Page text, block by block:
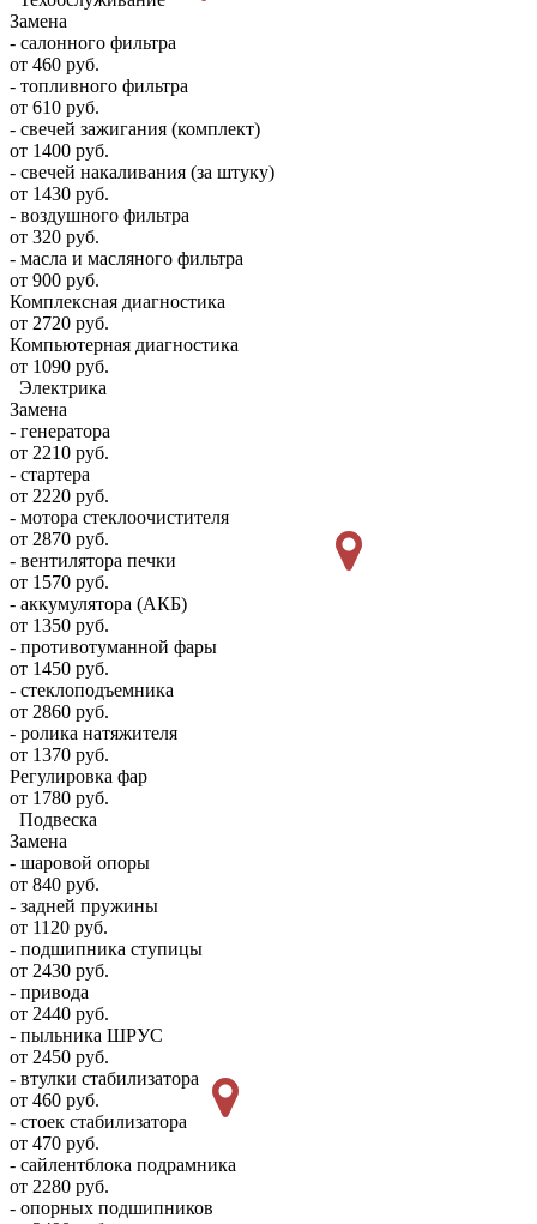
Замена
- салонного фильтра
от 460 руб.
- топливного фильтра
от 610 руб.
- свечей зажигания (комплект)
от 1400 руб.
- свечей накаливания (за штуку)
от 1430 руб.
- воздушного фильтра
от 320 руб.
- масла и масляного фильтра
от 900 руб.
Комплексная диагностика
от 2720 руб.
Компьютерная диагностика
от 1090 руб.
Электрика
Замена
- генератора
от 2210 руб.
- стартера
от 2220 руб.
- мотора стеклоочистителя
от 2870 руб.
- вентилятора печки
от 1570 руб.
- аккумулятора (АКБ)
от 1350 руб.
- противотуманной фары
от 1450 руб.
- стеклоподъемника
от 2860 руб.
- ролика натяжителя
от 1370 руб.
Регулировка фар
от 1780 руб.
Подвеска
Замена
- шаровой опоры
от 840 руб.
- задней пружины
от 1120 руб.
- подшипника ступицы
от 2430 руб.
- привода
от 2440 руб.
- пыльника ШРУС
от 2450 руб.
- втулки стабилизатора
от 460 руб.
- стоек стабилизатора
от 470 руб.
- сайлентблока подрамника
от 2280 руб.
- опорных подшипников